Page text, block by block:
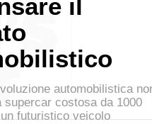
il
automobilistica
supercar costosa da 1000
futuristico veicolo